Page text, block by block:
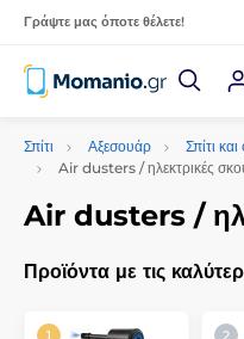
Γράψτε μας όποτε θέλετε!
Σπίτι Αξεσουάρ
Σπίτι
Air dusters / ηλεκτρικές
Air dusters /
Προϊόντα με τις